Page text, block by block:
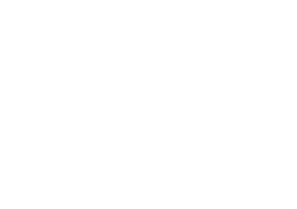
Messing Verchromt 1/2"
10bar Typ 405